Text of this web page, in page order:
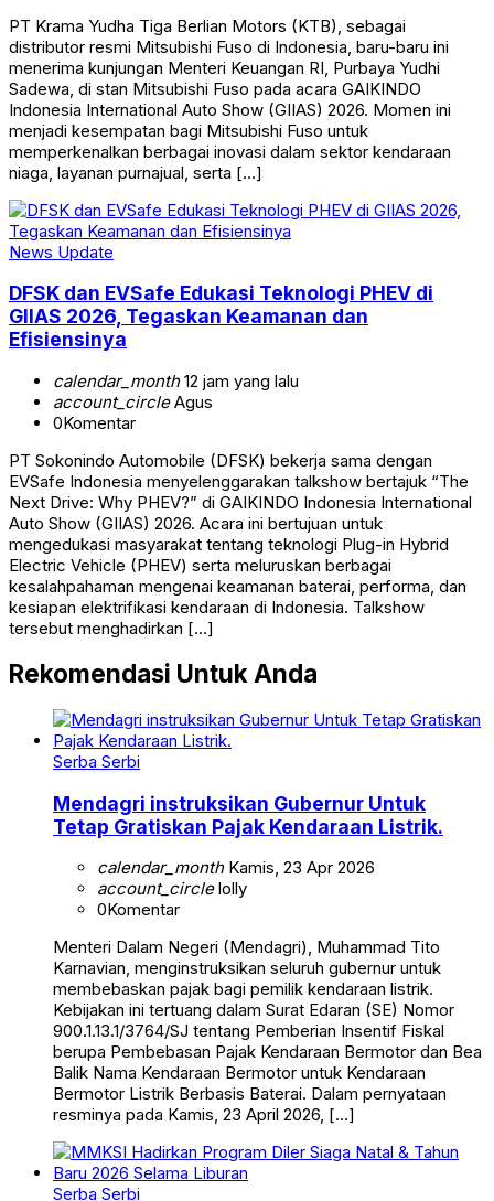
PT Krama Yudha Tiga Berlian Motors (KTB), sebagai
distributor resmi Mitsubishi Fuso di Indonesia, baru-baru ini
menerima kunjungan Menteri Keuangan RI, Purbaya Yudhi
Sadewa, di stan Mitsubishi Fuso pada acara GAIKINDO
Indonesia International Auto Show (GIIAS) 2026. Momen ini
menjadi kesempatan bagi Mitsubishi Fuso untuk
memperkenalkan berbagai inovasi dalam sektor kendaraan
niaga, layanan purnajual, serta […]
News Update
DFSK dan EVSafe Edukasi Teknologi PHEV di
GIIAS 2026, Tegaskan Keamanan dan
Efisiensinya
calendar_month12 jam yang lalu
account_circleAgus
0Komentar
PT Sokonindo Automobile (DFSK) bekerja sama dengan
EVSafe Indonesia menyelenggarakan talkshow bertajuk “The
Next Drive: Why PHEV?” di GAIKINDO Indonesia International
Auto Show (GIIAS) 2026. Acara ini bertujuan untuk
mengedukasi masyarakat tentang teknologi Plug-in Hybrid
Electric Vehicle (PHEV) serta meluruskan berbagai
kesalahpahaman mengenai keamanan baterai, performa, dan
kesiapan elektrifikasi kendaraan di Indonesia. Talkshow
tersebut menghadirkan […]
Rekomendasi Untuk Anda
Serba Serbi
Mendagri instruksikan Gubernur Untuk
Tetap Gratiskan Pajak Kendaraan Listrik.
calendar_monthKamis, 23 Apr 2026
account_circlelolly
0Komentar
Menteri Dalam Negeri (Mendagri), Muhammad Tito
Karnavian, menginstruksikan seluruh gubernur untuk
membebaskan pajak bagi pemilik kendaraan listrik.
Kebijakan ini tertuang dalam Surat Edaran (SE) Nomor
900.1.13.1/3764/SJ tentang Pemberian Insentif Fiskal
berupa Pembebasan Pajak Kendaraan Bermotor dan Bea
Balik Nama Kendaraan Bermotor untuk Kendaraan
Bermotor Listrik Berbasis Baterai. Dalam pernyataan
resminya pada Kamis, 23 April 2026, […]
Serba Serbi